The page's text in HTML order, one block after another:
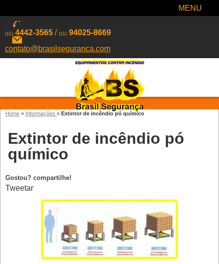
MENU
(11) 4442-3565 / (11) 94025-8669
contato@brasilseguranca.com
Home » Informações » Extintor de incêndio pó químico
Extintor de incêndio pó
químico
Gostou? compartilhe!
Tweetar